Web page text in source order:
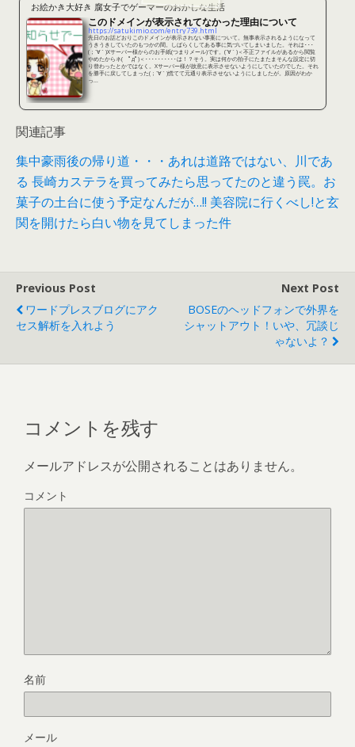
お絵かき大好き 腐女子でゲーマーのおかしな生活
このドメインが表示されてなかった理由について
https://satukimio.com/entry739.html
先日のお話どおりこのドメインが表示されない事案について。無事表示されるようになって
うきうきしていたのもつかの間。しばらくしてある事に気づいてしまいました。それは･･･
(；´∀｀)Xサーバー様からのお手紙(つまりメール)です。(´∀｀)＜不正ファイルがあるから閲覧
やめたからネ( ﾟдﾟ)＜･･････････は！？そう。実は何かの拍子にたまたまそんな設定に切
り替わったとかではなく。Xサーバー様が故意に表示させないようにしていたのでした。それ
を勝手に戻してしまった(；´∀｀)慌てて元通り表示させないようにしましたが。原因がわか
っ...
関連記事
集中豪雨後の帰り道・・・あれは道路ではない、川であ
る 長崎カステラを買ってみたら思ってたのと違う罠。お
菓子の土台に使う予定なんだが…!! 美容院に行くべし!と玄
関を開けたら白い物を見てしまった件
Previous Post
ワードプレスブログにアク
セス解析を入れよう
Next Post
BOSEのヘッドフォンで外界を
シャットアウト！いや、冗談じ
ゃないよ？
コメントを残す
メールアドレスが公開されることはありません。
コメント
名前
メール